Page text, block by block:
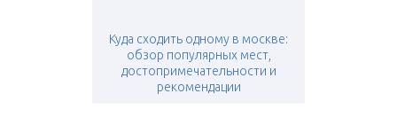
Куда сходить одному в москве:
обзор популярных мест,
достопримечательности и
рекомендации